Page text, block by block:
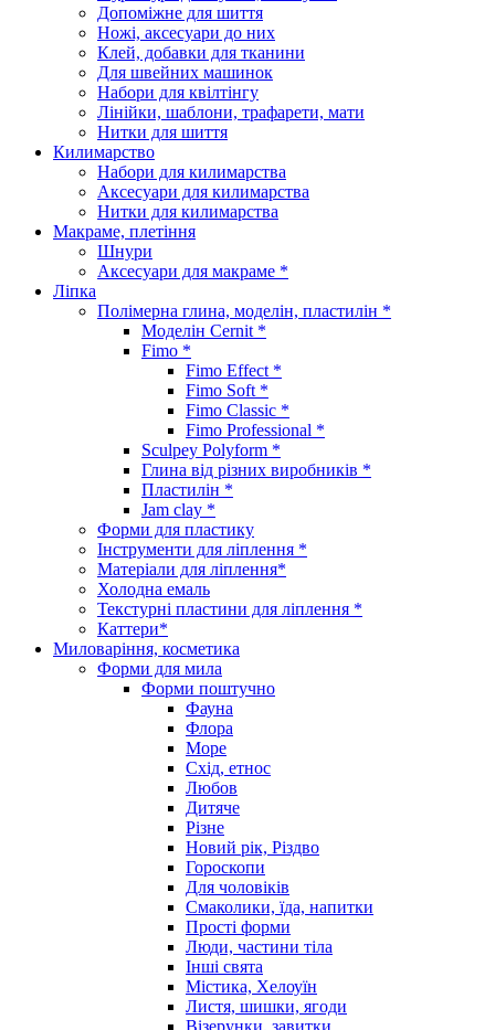
Допоміжне для шиття
Ножі, аксесуари до них
Клей, добавки для тканини
Для швейних машинок
Набори для квілтінгу
Лінійки, шаблони, трафарети, мати
Нитки для шиття
Килимарство
Набори для килимарства
Аксесуари для килимарства
Нитки для килимарства
Макраме, плетіння
Шнури
Аксесуари для макраме *
Ліпка
Полімерна глина, моделін, пластилін *
Моделін Cernit *
Fimo *
Fimo Effect *
Fimo Soft *
Fimo Classic *
Fimo Professional *
Sculpey Polyform *
Глина від різних виробників *
Пластилін *
Jam clay *
Форми для пластику
Інструменти для ліплення *
Матеріали для ліплення*
Холодна емаль
Текстурні пластини для ліплення *
Каттери*
Миловаріння, косметика
Форми для мила
Форми поштучно
Фауна
Флора
Море
Схід, етнос
Любов
Дитяче
Різне
Новий рік, Різдво
Гороскопи
Для чоловіків
Смаколики, їда, напитки
Прості форми
Люди, частини тіла
Інші свята
Містика, Хелоуїн
Листя, шишки, ягоди
Візерунки, завитки